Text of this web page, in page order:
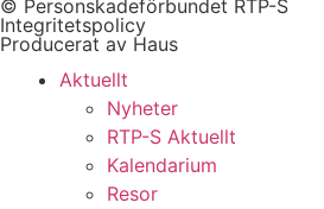
© Personskadeförbundet RTP-S
Integritetspolicy
Producerat av Haus
Aktuellt
Nyheter
RTP-S Aktuellt
Kalendarium
Resor